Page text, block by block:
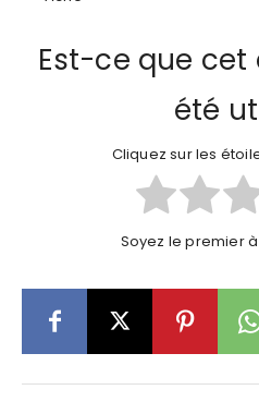
Est-ce que
été
Cliquez sur les
Soyez le premier